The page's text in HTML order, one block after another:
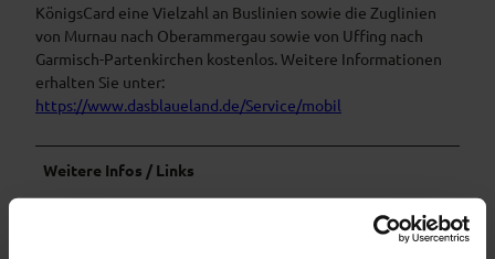
KönigsCard eine Vielzahl an Buslinien sowie die Zuglinien
von Murnau nach Oberammergau sowie von Uffing nach
Garmisch-Partenkirchen kostenlos. Weitere Informationen
erhalten Sie unter:
https://www.dasblaueland.de/Service/mobil
Weitere Infos / Links